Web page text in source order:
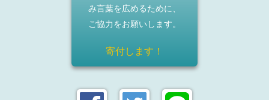
み言葉を広めるために、
ご協力をお願いします。
寄付します！